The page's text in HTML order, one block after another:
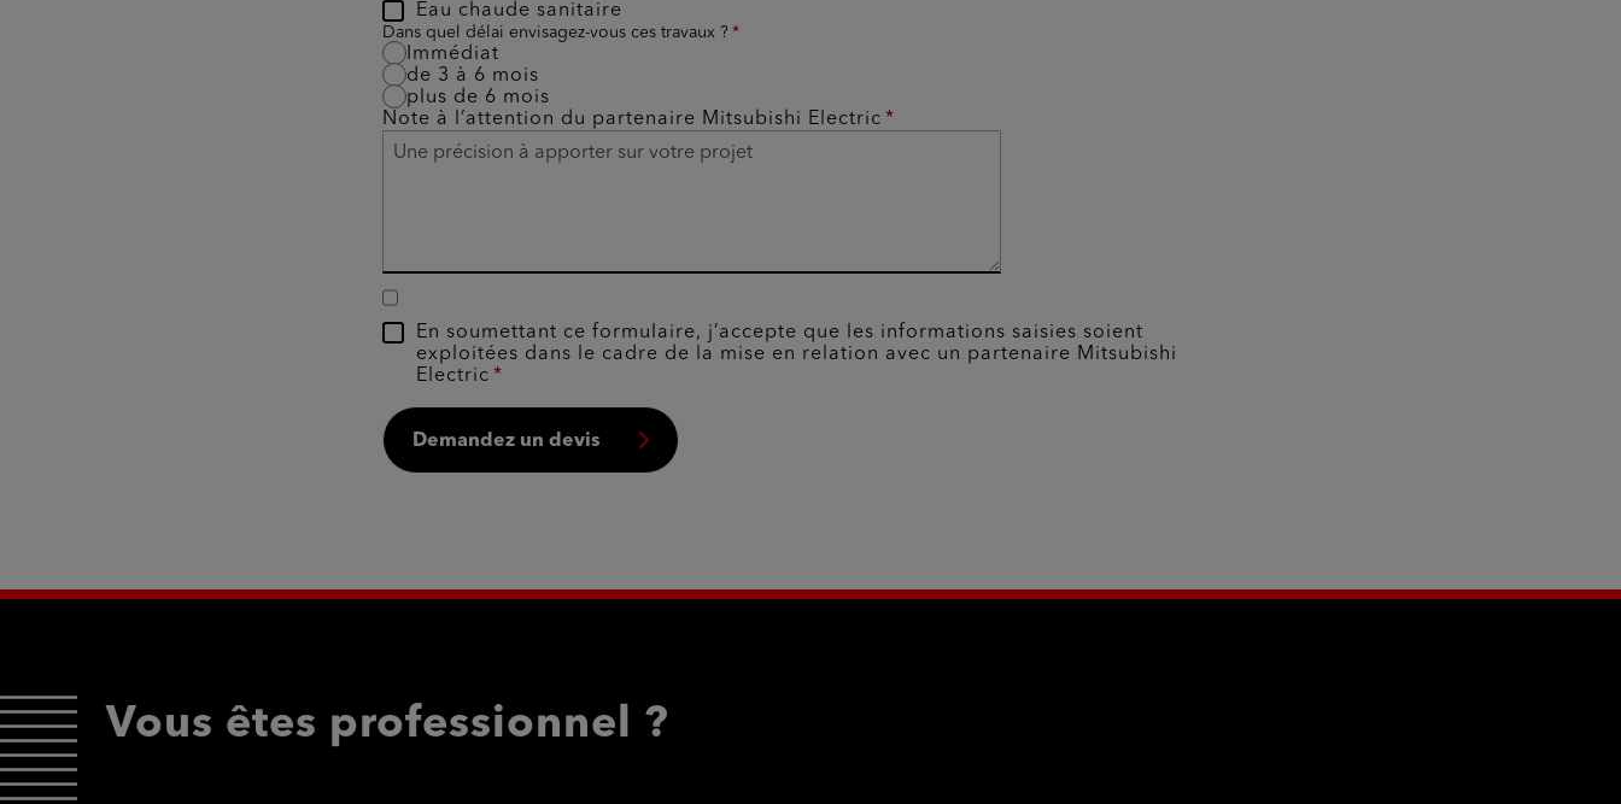
Eau chaude sanitaire
Dans quel délai envisagez-vous ces travaux ?
Immédiat
de 3 à 6 mois
plus de 6 mois
Note à l’attention du partenaire Mitsubishi Electric
En soumettant ce formulaire, j’accepte que les informations saisies soient
exploitées dans le cadre de la mise en relation avec un partenaire Mitsubishi
Electric
Demandez un devis
Vous êtes professionnel ?